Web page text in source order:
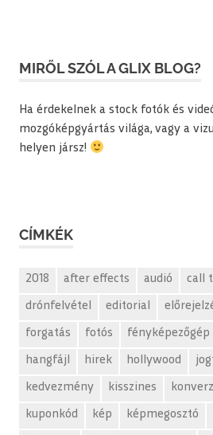
MIRŐL SZÓL A GLIX BLOG?
Ha érdekelnek a stock fotók és
mozgóképgyártás világa, vagy a
helyen jársz!
CÍMKÉK
2018 after effects audió call
drónfelvétel editorial
forgatás fotós fényképezőgép
hangfájl hirek hollywood
kedvezmény kisszines
kuponkód kép képmegosztó